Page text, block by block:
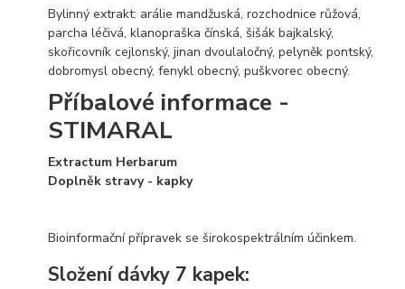
Bylinný extrakt: arálie mandžuská, rozchodnice růžová,
parcha léčivá, klanopraška čínská, šišák bajkalský,
skořicovník cejlonský, jinan dvoulaločný, pelyněk pontský,
dobromysl obecný, fenykl obecný, puškvorec obecný.
Příbalové informace -
STIMARAL
Extractum Herbarum
Doplněk stravy - kapky
Bioinformační přípravek se širokospektrálním účinkem.
Složení dávky 7 kapek: